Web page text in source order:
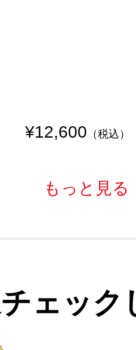
¥12,600 （税込）
もっと見る
ェック